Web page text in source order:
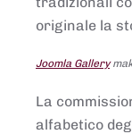
originale la
Joomla Gallery
La
alfabetico